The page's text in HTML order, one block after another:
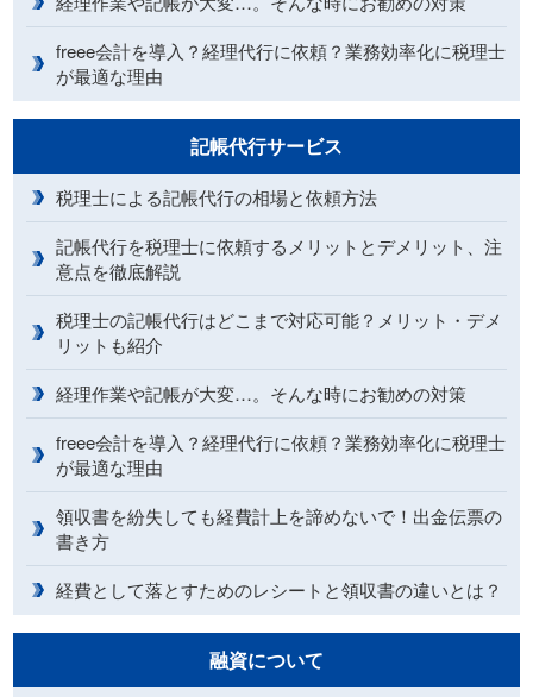
freee会計を導入？経理代行に依頼？業務効率化に税理士
が最適な理由
記帳代行サービス
税理士による記帳代行の相場と依頼方法
記帳代行を税理士に依頼するメリットとデメリット、注
意点を徹底解説
税理士の記帳代行はどこまで対応可能？メリット・デメ
リットも紹介
経理作業や記帳が大変…。そんな時にお勧めの対策
freee会計を導入？経理代行に依頼？業務効率化に税理士
が最適な理由
領収書を紛失しても経費計上を諦めないで！出金伝票の
書き方
経費として落とすためのレシートと領収書の違いとは？
融資について